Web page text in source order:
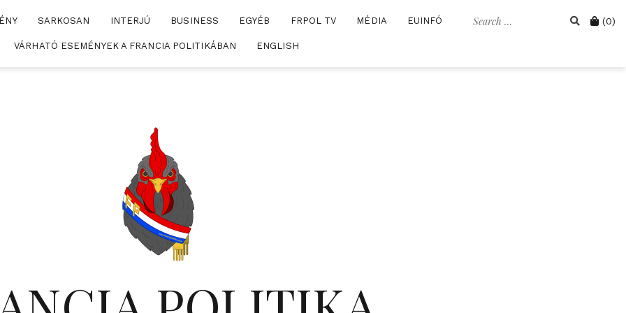
Search Cart
(0)
SARKOSAN INTERJÚ BUSINESS EGYÉB FRPOL TV MÉDIA EUINFÓ
VÁRHATÓ ESEMÉNYEK A FRANCIA POLITIKÁBAN ENGLISH